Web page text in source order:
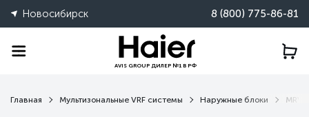
Новосибирск 8 (800) 775-86-81
AVIS GROUP ДИЛЕР №1 В РФ
Главная Мультизональные VRF системы Наружные блоки MRV